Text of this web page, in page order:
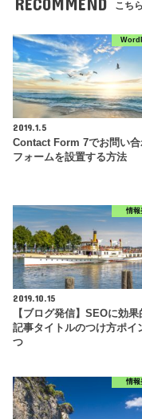
こち
2019.1.5
Contact Form 7でお問い合
フォームを設置する方法
情報
2019.10.15
【ブログ発信】SEOに効果
記事タイトルのつけ方ポイ
つ
情報